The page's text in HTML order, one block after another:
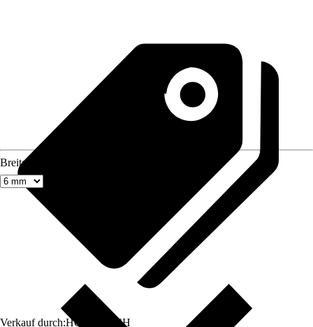
Verkauf durch:HORNBACH
Breite